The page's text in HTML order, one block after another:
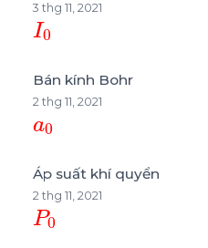
3 thg 11, 2021
I0
Bán kính Bohr
2 thg 11, 2021
a0
Áp suất khí quyển
2 thg 11, 2021
P0